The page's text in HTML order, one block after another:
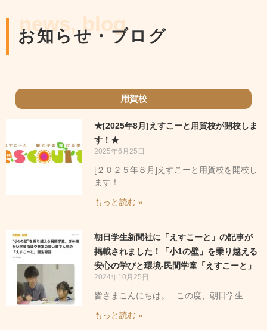
news, blog
お知らせ・ブログ
用賀校
★[2025年8月]えすこーと用賀校が開校しま
す！★
2025年6月25日
[２０２５年８月]えすこーと用賀校を開校し
ます！
もっと読む »
朝日学生新聞社に「えすこーと」の記事が
掲載されました！「小1の壁」を乗り越える
安心の学びと環境-民間学童「えすこーと」
2024年10月25日
皆さまこんにちは。 この度、朝日学生
もっと読む »